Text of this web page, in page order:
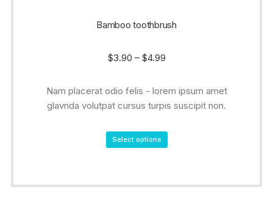
Bamboo toothbrush
$3.90 – $4.99
Nam placerat odio felis - lorem ipsum amet
glavrida volutpat cursus turpis suscipit non.
Select options